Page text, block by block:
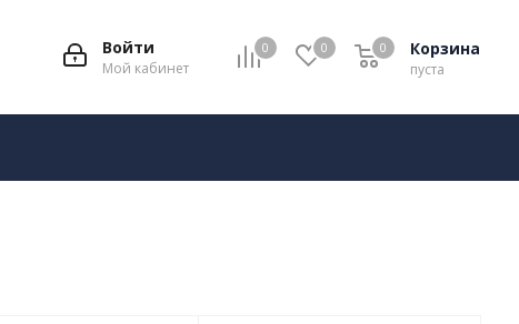
0 0 Корзина
пуста
0
Войти
Мой кабинет